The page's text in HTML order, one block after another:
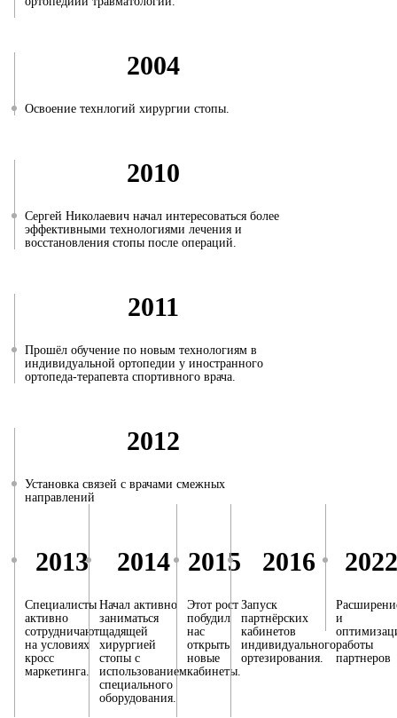
2004
Освоение технлогий хирургии стопы.
2010
Сергей Николаевич начал интересоваться более
эффективными технологиями лечения и
восстановления стопы после операций.
2011
Прошёл обучение по новым технологиям в
индивидуальной ортопедии у иностранного
ортопеда-терапевта спортивного врача.
2012
Установка связей с врачами смежных
направлений
2013
Специалисты
активно
сотрудничают
на условиях
кросс
маркетинга.
2014
Начал активно
заниматься
щадящей
хирургией
стопы с
использованием
специального
оборудования.
2015
Этот рост
побудил
нас
открыть
новые
кабинеты.
2016
Запуск
партнёрских
кабинетов
индивидуального
ортезирования.
2022
и
работы
партнеров